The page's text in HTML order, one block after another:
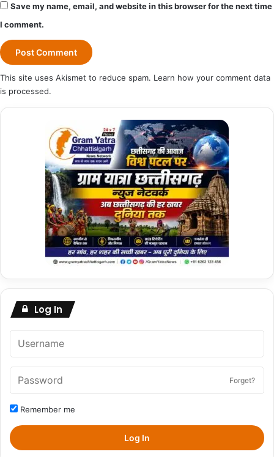
Save my name, email, and website in this browser for the next time
I comment.
This site uses Akismet to reduce spam. Learn how your comment data
is processed.
Log In
Forget?
Remember me
Log In